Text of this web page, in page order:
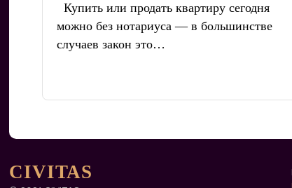
Купить или продать квартиру сегодня
можно без нотариуса — в большинстве
случаев закон это…
CIVITAS